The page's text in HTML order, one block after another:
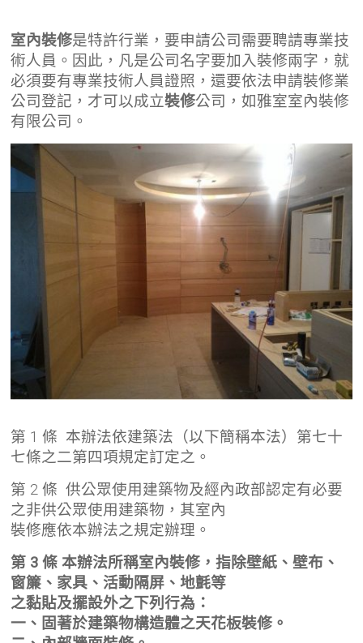
室內裝修是特許行業，要申請公司需要聘請專業技
術人員。因此，凡是公司名字要加入裝修兩字，就
必須要有專業技術人員證照，還要依法申請裝修業
公司登記，才可以成立裝修公司，如雅室室內裝修
有限公司。
第 1 條 本辦法依建築法（以下簡稱本法）第七十
七條之二第四項規定訂定之。
第 2 條 供公眾使用建築物及經內政部認定有必要
之非供公眾使用建築物，其室內
裝修應依本辦法之規定辦理。
第 3 條 本辦法所稱室內裝修，指除壁紙、壁布、
窗簾、家具、活動隔屏、地氈等
之黏貼及擺設外之下列行為：
一、固著於建築物構造體之天花板裝修。